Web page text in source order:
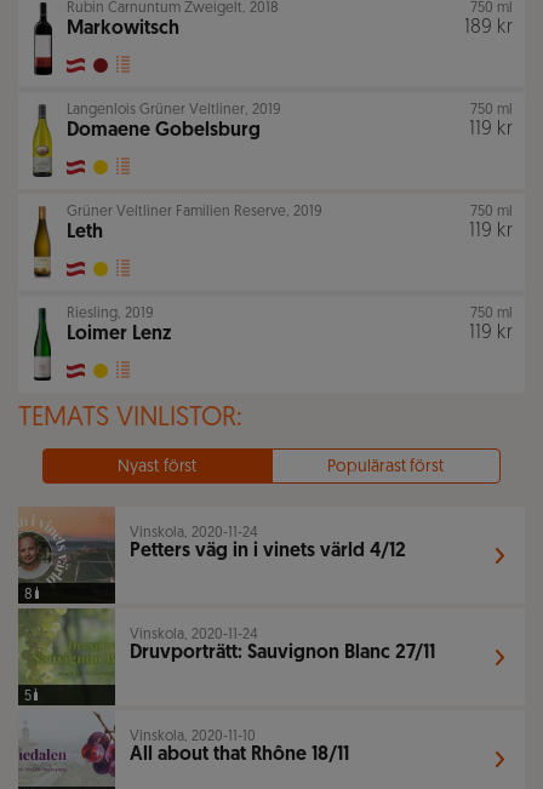
TEMATS VINLISTOR:
Nyast först Populärast först
8
Vinskola, 2020-11-24
Petters väg in i vinets värld 4/12
5
Vinskola, 2020-11-24
Druvporträtt: Sauvignon Blanc 27/11
Vinskola, 2020-11-10
All about that Rhône 18/11
Rubin Carnuntum Zweigelt, 2018
Markowitsch
750 ml
189 kr
Langenlois Grüner Veltliner, 2019
Domaene Gobelsburg
750 ml
119 kr
Grüner Veltliner Familien Reserve, 2019
Leth
750 ml
119 kr
Riesling, 2019
Loimer Lenz
750 ml
119 kr